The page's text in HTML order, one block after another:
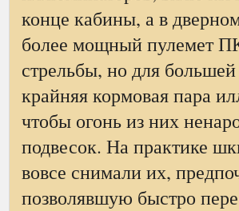
конце кабины, а в
более мощный пулемет
стрельбы, но для
крайняя кормовая пара
чтобы огонь из них
подвесок. На практике
вовсе снимали их,
позволявшую быстро